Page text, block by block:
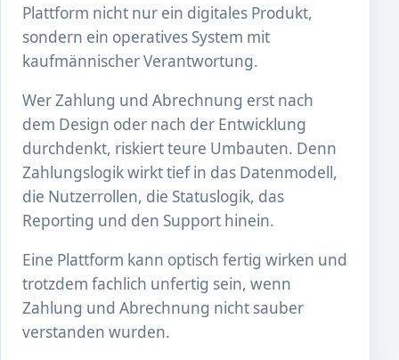
Plattform nicht nur ein digitales Produkt,
sondern ein operatives System mit
kaufmännischer Verantwortung.
Wer Zahlung und Abrechnung erst nach
dem Design oder nach der Entwicklung
durchdenkt, riskiert teure Umbauten. Denn
Zahlungslogik wirkt tief in das Datenmodell,
die Nutzerrollen, die Statuslogik, das
Reporting und den Support hinein.
Eine Plattform kann optisch fertig wirken und
trotzdem fachlich unfertig sein, wenn
Zahlung und Abrechnung nicht sauber
verstanden wurden.